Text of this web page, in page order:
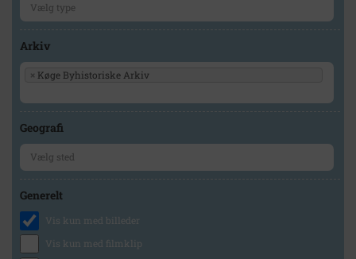
Arkiv
× Køge Byhistoriske Arkiv
Geografi
Generelt
Vis kun med billeder
Vis kun med filmklip